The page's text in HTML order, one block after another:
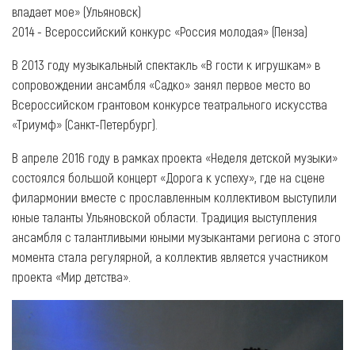
впадает мое» (Ульяновск)
2014 - Всероссийский конкурс «Россия молодая» (Пенза)
В 2013 году музыкальный спектакль «В гости к игрушкам» в
сопровождении ансамбля «Садко» занял первое место во
Всероссийском грантовом конкурсе театрального искусства
«Триумф» (Санкт-Петербург).
В апреле 2016 году в рамках проекта «Неделя детской музыки»
состоялся большой концерт «Дорога к успеху», где на сцене
филармонии вместе с прославленным коллективом выступили
юные таланты Ульяновской области. Традиция выступления
ансамбля с талантливыми юными музыкантами региона с этого
момента стала регулярной, а коллектив является участником
проекта «Мир детства».